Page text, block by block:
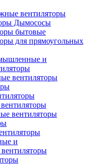
вентиляторы
Дымососы
бытовые
для прямоугольных
и
вентиляторы
вентиляторы
и